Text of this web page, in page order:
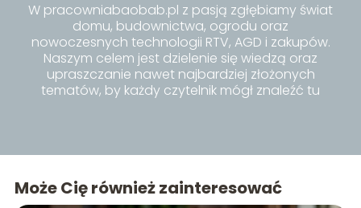
W pracowniabaobab.pl z pasją zgłębiamy świat
domu, budownictwa, ogrodu oraz
nowoczesnych technologii RTV, AGD i zakupów.
Naszym celem jest dzielenie się wiedzą oraz
upraszczanie nawet najbardziej złożonych
tematów, by każdy czytelnik mógł znaleźć tu
Może Cię również zainteresować